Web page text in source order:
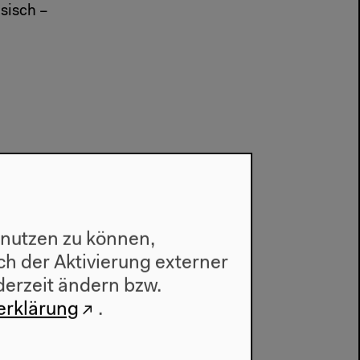
–
zu können,
der Aktivierung externer
ändern bzw.
.